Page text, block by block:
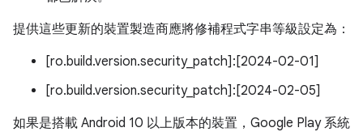
提供這些更新的裝置製造商應將修補程式字串等級設定為：
[ro.build.version.security_patch]:[2024-02-01]
[ro.build.version.security_patch]:[2024-02-05]
如果是搭載 Android 10 以上版本的裝置，Google Play 系統